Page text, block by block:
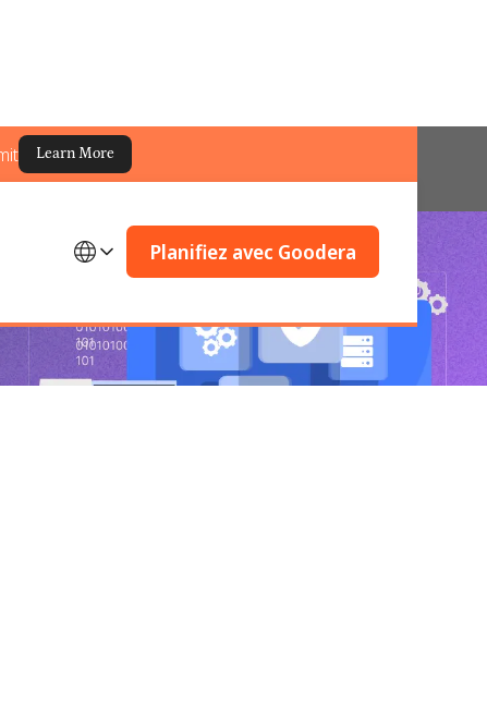
Learn More
Planifiez avec Goodera